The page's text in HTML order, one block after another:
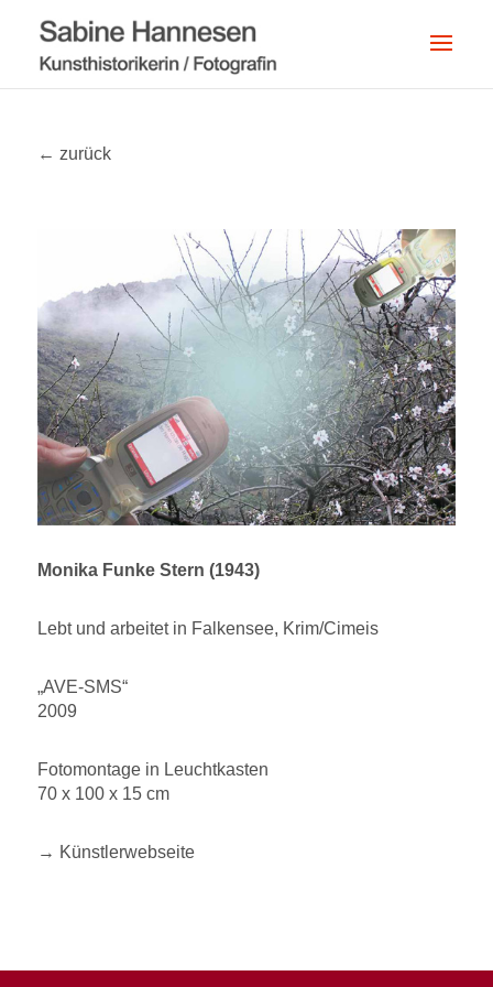
← zurück
Monika Funke Stern (1943)
Lebt und arbeitet in Falkensee, Krim/Cimeis
„AVE-SMS“
2009
Fotomontage in Leuchtkasten
70 x 100 x 15 cm
→ Künstlerwebseite